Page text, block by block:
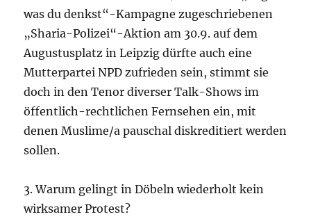
was du denkst“-Kampagne zugeschriebenen
„Sharia-Polizei“-Aktion am 30.9. auf dem
Augustusplatz in Leipzig dürfte auch eine
Mutterpartei NPD zufrieden sein, stimmt sie
doch in den Tenor diverser Talk-Shows im
öffentlich-rechtlichen Fernsehen ein, mit
denen Muslime/a pauschal diskreditiert werden
sollen.
3. Warum gelingt in Döbeln wiederholt kein
wirksamer Protest?